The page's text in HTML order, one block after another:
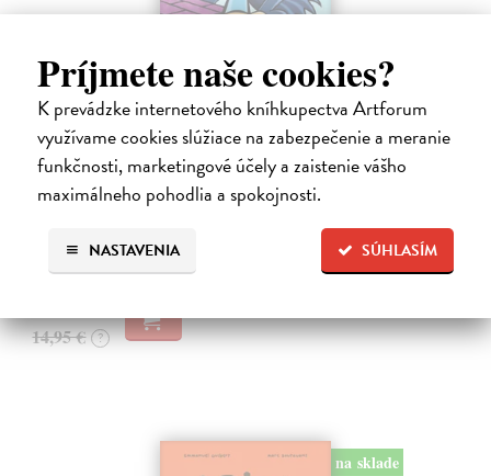
Príjmete naše cookies?
K prevádzke internetového kníhkupectva Artforum
využívame cookies slúžiace na zabezpečenie a meranie
funkčnosti, marketingové účely a zaistenie vášho
maximálneho pohodlia a spokojnosti.
SÚHLASÍM
NASTAVENIA
Dogman 8. Larva 22
Pilkey Dav| Kniha
Dogman je späť! V ôsmej knihe dobrodružstiev svetoznámeho poliša
so psou hlavou náš hrdina čelí zlej Víle Cile, oblude Kôrovi
McStromaldovi, 22 superzúrivým psychokinetickým žubrienkam a
Na sklade ?
14,95 € ?
na sklade